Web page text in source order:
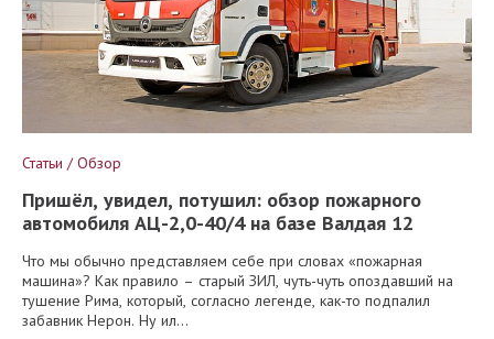
Статьи / Обзор
Пришёл, увидел, потушил: обзор пожарного
автомобиля АЦ-2,0-40/4 на базе Валдая 12
Что мы обычно представляем себе при словах «пожарная
машина»? Как правило – старый ЗИЛ, чуть-чуть опоздавший на
тушение Рима, который, согласно легенде, как-то подпалил
забавник Нерон. Ну ил...